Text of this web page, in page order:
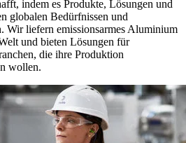
indem es Produkte, Lösungen und
globalen Bedürfnissen und
Wir liefern emissionsarmes Aluminium
und bieten Lösungen für
die ihre Produktion
wollen.